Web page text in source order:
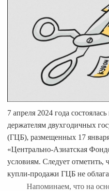
7 апреля 2024 года
держателям двухгодичных
(ГЦБ), размещенных 17
«Центрально-Азиатская
условиям. Следует отметить,
купли-продажи ГЦБ не
Напоминаем, что на